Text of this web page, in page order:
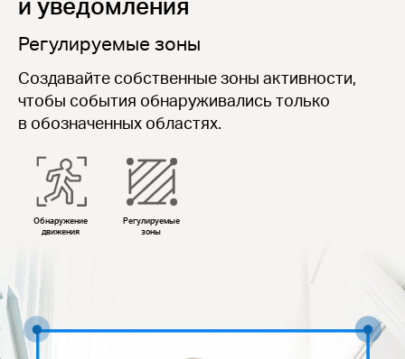
Регулируемые зоны
Создавайте собственные зоны активности,
чтобы события обнаруживались только
в обозначенных областях.
Обнаружение
движения
Регулируемые
зоны